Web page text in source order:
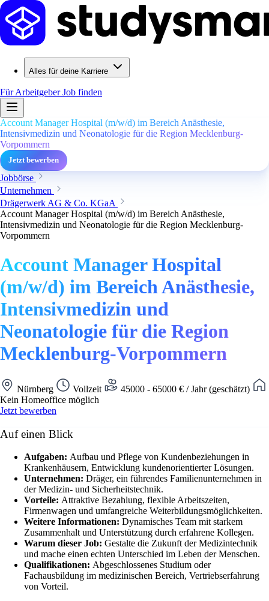
Alles für deine Karriere
Für ArbeitgeberJob finden
Account Manager Hospital (m/w/d) im Bereich Anästhesie,
Intensivmedizin und Neonatologie für die Region Mecklenburg-
Vorpommern
Jetzt bewerben
Jobbörse
Unternehmen
Drägerwerk AG & Co. KGaA
Account Manager Hospital (m/w/d) im Bereich Anästhesie,
Intensivmedizin und Neonatologie für die Region Mecklenburg-
Vorpommern
Account Manager Hospital
(m/w/d) im Bereich Anästhesie,
Intensivmedizin und
Neonatologie für die Region
Mecklenburg-Vorpommern
Nürnberg Vollzeit
45000 - 65000 € / Jahr (geschätzt)
Kein Homeoffice möglich
Jetzt bewerben
Auf einen Blick
Aufgaben: Aufbau und Pflege von Kundenbeziehungen in
Krankenhäusern, Entwicklung kundenorientierter Lösungen.
Unternehmen: Dräger, ein führendes Familienunternehmen in
der Medizin- und Sicherheitstechnik.
Vorteile: Attraktive Bezahlung, flexible Arbeitszeiten,
Firmenwagen und umfangreiche Weiterbildungsmöglichkeiten.
Weitere Informationen: Dynamisches Team mit starkem
Zusammenhalt und Unterstützung durch erfahrene Kollegen.
Warum dieser Job: Gestalte die Zukunft der Medizintechnik
und mache einen echten Unterschied im Leben der Menschen.
Qualifikationen: Abgeschlossenes Studium oder
Fachausbildung im medizinischen Bereich, Vertriebserfahrung
von Vorteil.